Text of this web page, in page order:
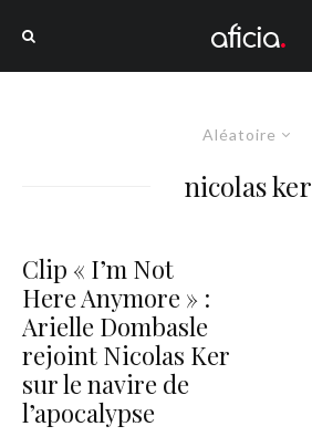
Aléatoire
nicolas ker
Clip « I’m Not
Here Anymore » :
Arielle Dombasle
rejoint Nicolas Ker
sur le navire de
l’apocalypse